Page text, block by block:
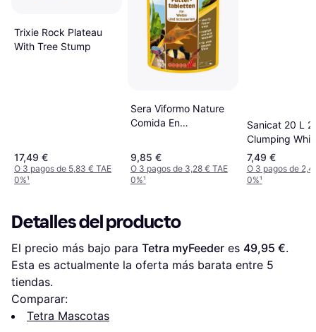
Trixie Rock Plateau
With Tree Stump
17,49 €
O 3 pagos de 5,83 € TAE
0%¹
Sera Viformo Nature
Comida En
ml
9,85 €
O 3 pagos de 3,28 € TAE
0%¹
Sanicat 20 L
Clumping
Blanca
Sin Perfume
7,49 €
O 3 pagos de
0%¹
Detalles del producto
El precio más bajo para Tetra myFeeder es 49,95 €.
Esta es actualmente la oferta más barata entre 5
tiendas.
Comparar:
Tetra Mascotas